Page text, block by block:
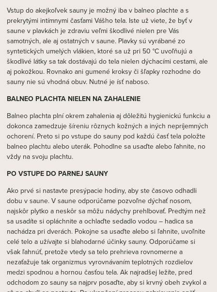
Vstup do akejkoľvek sauny je možný iba v balneo plachte a s
prekrytými intímnymi časťami Vášho tela. Iste už viete, že byť v
saune v plavkách je zdraviu veľmi škodlivé nielen pre Vás
samotných, ale aj ostatných v saune. Plavky sú vyrábané zo
syntetických umelých vlákien, ktoré sa už pri 50 °C uvoľňujú a
škodlivé látky sa tak dostávajú do tela nielen dýchacími cestami, ale
aj pokožkou. Rovnako ani gumené kroksy či šľapky rozhodne do
sauny nie sú vhodná obuv. Nutné je ísť naboso.
BALNEO PLACHTA NIELEN NA ZAHALENIE
Balneo plachta plní okrem zahalenia aj dôležitú hygienickú funkciu a
dokonca zamedzuje šíreniu rôznych kožných a iných nepríjemných
ochorení. Preto si po vstupe do sauny pod každú časť tela položte
balneo plachtu alebo uterák. Pohodlne sa usaďte alebo ľahnite, no
vždy na svoju plachtu.
PO VSTUPE DO PARNEJ SAUNY
Ako prvé si nastavte presýpacie hodiny, aby ste časovo odhadli
dobu v saune. V saune odporúčame pozvoľne dýchať nosom,
najskôr plytko a neskôr sa môžu nádychy prehlbovať. Predtým než
sa usadíte si opláchnite a ochlaďte sedadlo vodou – hadica sa
nachádza pri dverách. Pokojne sa usaďte alebo si ľahnite, uvoľnite
celé telo a užívajte si blahodarné účinky sauny. Odporúčame si
však ľahnúť, pretože vtedy sa telo prehrieva rovnomerne a
nezaťažuje tak organizmus vyrovnávaním teplotných rozdielov
medzi spodnou a hornou časťou tela. Ak najradšej ležíte, pred
odchodom zo sauny sa najprv posaďte, aby si krvný obeh zvykol a